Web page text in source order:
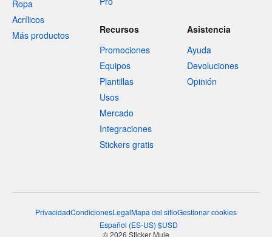
Ropa
Acrílicos
Más productos
Recursos
Promociones
Equipos
Plantillas
Usos
Mercado
Integraciones
Stickers gratis
Asistencia
Ayuda
Devoluciones
Opinión
PrivacidadCondicionesLegalMapa del sitioGestionar cookies
Español (ES-US) $USD
© 2026 Sticker Mule